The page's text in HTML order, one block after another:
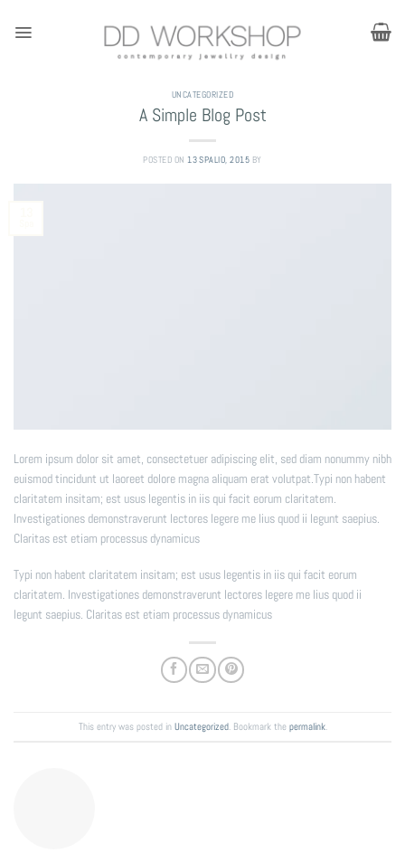
UNCATEGORIZED
A Simple Blog Post
POSTED ON 13 SPALIO, 2015 BY
Lorem ipsum dolor sit amet, consectetuer adipiscing elit, sed diam nonummy nibh
euismod tincidunt ut laoreet dolore magna aliquam erat volutpat.Typi non habent
claritatem insitam; est usus legentis in iis qui facit eorum claritatem.
Investigationes demonstraverunt lectores legere me lius quod ii legunt saepius.
Claritas est etiam processus dynamicus
Typi non habent claritatem insitam; est usus legentis in iis qui facit eorum
claritatem. Investigationes demonstraverunt lectores legere me lius quod ii
legunt saepius. Claritas est etiam processus dynamicus
This entry was posted in Uncategorized. Bookmark the permalink.